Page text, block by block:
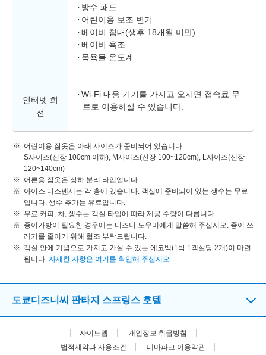
방수 패드
어린이용 보조 변기
베이비 침대(생후 18개월 미만)
베이비 욕조
목욕물 온도계
인터넷 회
선
Wi-Fi 대응 기기를 가지고 오시면 접속료 무
료로 이용하실 수 있습니다.
어린이용 잠옷은 아래 사이즈가 준비되어 있습니다.
S사이즈(신장 100cm 이하), M사이즈(신장 100~120cm), L사이즈(신장
120~140cm)
어른용 잠옷은 상하 분리 타입입니다.
아이스 디스펜서는 각 층에 있습니다. 객실에 준비되어 있는 생수는 무료
입니다. 생수 추가는 유료입니다.
무료 커피, 차, 생수는 객실 타입에 따라 제공 수량이 다릅니다.
종이가방이 필요한 경우에는 디즈니 도우미에게 말씀해 주십시오. 종이 쓰
레기를 줄이기 위해 협조 부탁드립니다.
객실 안에 기념으로 가지고 가실 수 있는 에코백(1박 1객실당 2개)이 마련
됩니다. 자세한 사항은 여기를 확인해 주십시오
도쿄디즈니씨 판타지 스프링스 호텔
사이트맵
개인정보 취급방침
법적제약과 사용조건
테마파크 이용약관